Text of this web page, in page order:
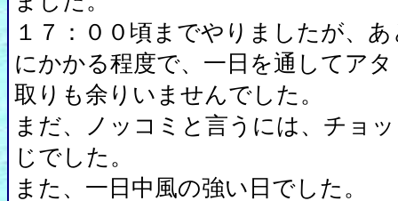
１７：００頃までやりましたが、
にかかる程度で、一日を通してア
取りも余りいませんでした。
まだ、ノッコミと言うには、チョ
じでした。
また、一日中風の強い日でした。